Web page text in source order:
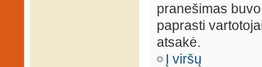
pranešimas
paprasti
atsakė.
Į viršų